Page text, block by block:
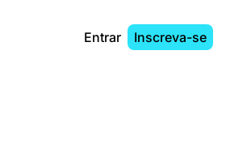
Entrar Inscreva-se